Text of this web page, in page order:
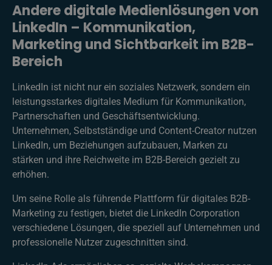
Andere digitale Medienlösungen von
LinkedIn – Kommunikation,
Marketing und Sichtbarkeit im B2B-
Bereich
LinkedIn ist nicht nur ein soziales Netzwerk, sondern ein
leistungsstarkes digitales Medium für Kommunikation,
Partnerschaften und Geschäftsentwicklung.
Unternehmen, Selbstständige und Content-Creator nutzen
LinkedIn, um Beziehungen aufzubauen, Marken zu
stärken und ihre Reichweite im B2B-Bereich gezielt zu
erhöhen.
Um seine Rolle als führende Plattform für digitales B2B-
Marketing zu festigen, bietet die LinkedIn Corporation
verschiedene Lösungen, die speziell auf Unternehmen und
professionelle Nutzer zugeschnitten sind.